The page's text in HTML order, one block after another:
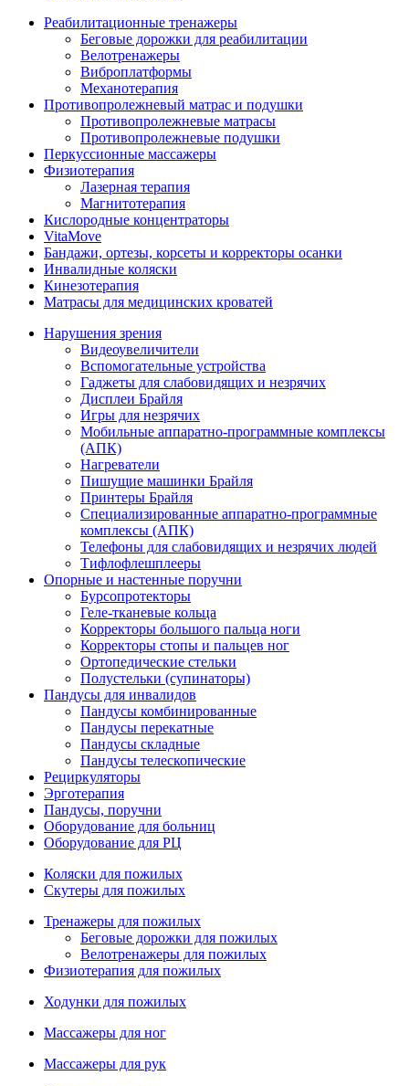
Реабилитационные тренажеры
Беговые дорожки для реабилитации
Велотренажеры
Виброплатформы
Механотерапия
Противопролежневый матрас и подушки
Противопролежневые матрасы
Противопролежневые подушки
Перкуссионные массажеры
Физиотерапия
Лазерная терапия
Магнитотерапия
Кислородные концентраторы
VitaMove
Бандажи, ортезы, корсеты и корректоры осанки
Инвалидные коляски
Кинезотерапия
Матрасы для медицинских кроватей
Нарушения зрения
Видеоувеличители
Вспомогательные устройства
Гаджеты для слабовидящих и незрячих
Дисплеи Брайля
Игры для незрячих
Мобильные аппаратно-программные комплексы
(АПК)
Нагреватели
Пишущие машинки Брайля
Принтеры Брайля
Специализированные аппаратно-программные
комплексы (АПК)
Телефоны для слабовидящих и незрячих людей
Тифлофлешплееры
Опорные и настенные поручни
Бурсопротекторы
Геле-тканевые кольца
Корректоры большого пальца ноги
Корректоры стопы и пальцев ног
Ортопедические стельки
Полустельки (супинаторы)
Пандусы для инвалидов
Пандусы комбинированные
Пандусы перекатные
Пандусы складные
Пандусы телескопические
Рециркуляторы
Эрготерапия
Пандусы, поручни
Оборудование для больниц
Оборудование для РЦ
Коляски для пожилых
Скутеры для пожилых
Тренажеры для пожилых
Беговые дорожки для пожилых
Велотренажеры для пожилых
Физиотерапия для пожилых
Ходунки для пожилых
Массажеры для ног
Массажеры для рук